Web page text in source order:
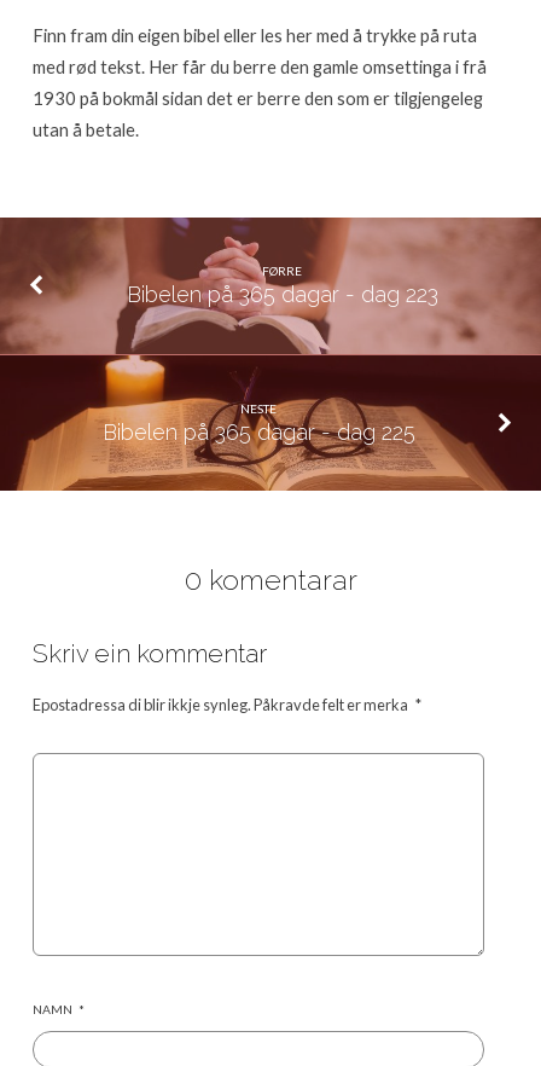
Finn fram din eigen bibel eller les her med å trykke på ruta
med rød tekst. Her får du berre den gamle omsettinga i frå
1930 på bokmål sidan det er berre den som er tilgjengeleg
utan å betale.
FØRRE
Bibelen på 365 dagar - dag 223
NESTE
Bibelen på 365 dagar - dag 225
0 komentarar
Skriv ein kommentar
Epostadressa di blir ikkje synleg.Påkravde felt er merka *
NAMN *